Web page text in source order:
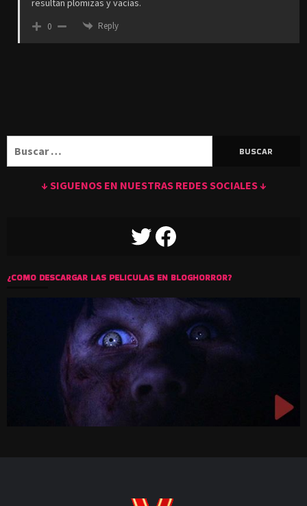
resultan plomizas y vacías.
0 Reply
↓ SIGUENOS EN NUESTRAS REDES SOCIALES ↓
TWITTERFACEBOOK
¿COMO DESCARGAR LAS PELICULAS EN BLOGHORROR?